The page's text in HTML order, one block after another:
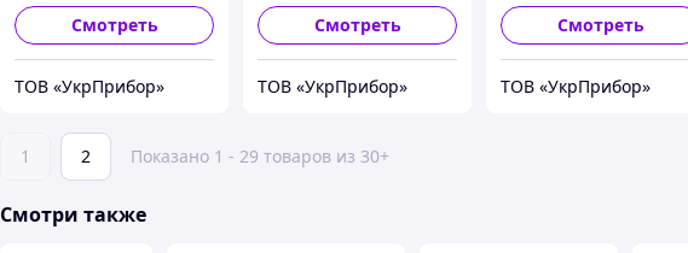
Смотреть
ТОВ «УкрПрибор»
Смотреть
ТОВ «УкрПрибор»
Смотреть
ТОВ «УкрПрибор»
1 2 Показано 1 - 29 товаров из 30+
Смотри также